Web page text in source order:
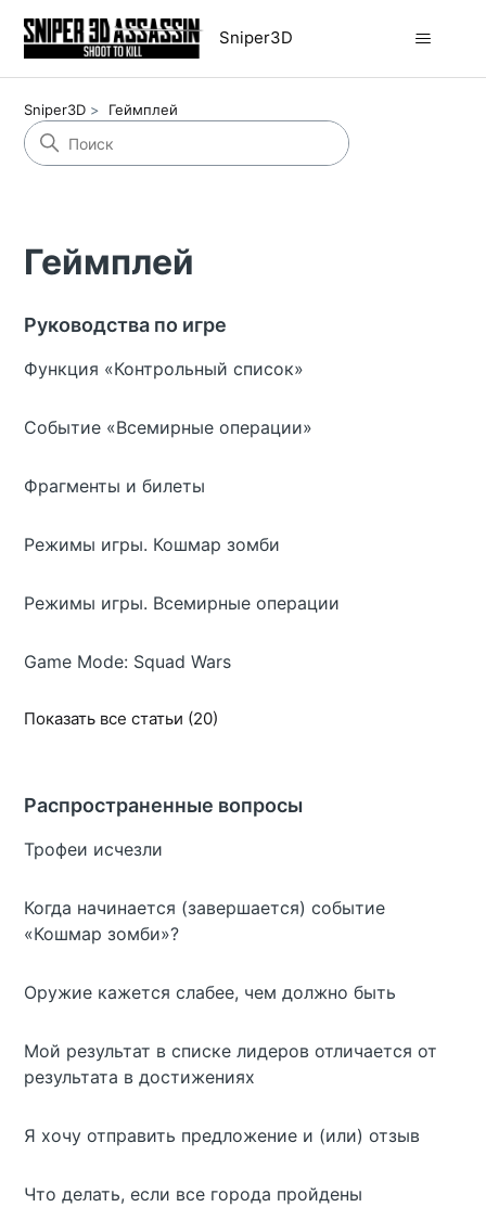
Sniper3D
Sniper3D Геймплей
Геймплей
Руководства по игре
Функция «Контрольный список»
Событие «Всемирные операции»
Фрагменты и билеты
Режимы игры. Кошмар зомби
Режимы игры. Всемирные операции
Game Mode: Squad Wars
Показать все статьи (20)
Распространенные вопросы
Трофеи исчезли
Когда начинается (завершается) событие
«Кошмар зомби»?
Оружие кажется слабее, чем должно быть
Мой результат в списке лидеров отличается от
результата в достижениях
Я хочу отправить предложение и (или) отзыв
Что делать, если все города пройдены